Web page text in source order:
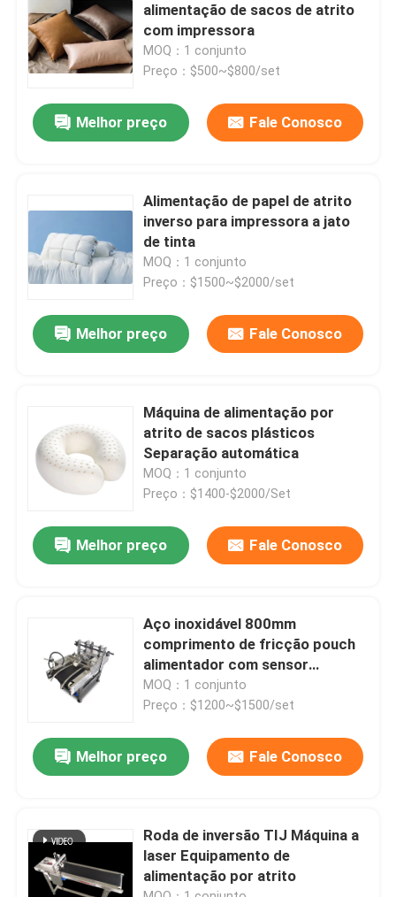
Produtos
Vídeos
Sobre nós
Controle de qualidade
Notícias
Casos
Solicite um orçamento
alimentação de sacos de atrito
com impressora
MOQ：1 conjunto
Preço：$500~$800/set
Melhor preço Fale Conosco
Alimentação de papel de atrito
inverso para impressora a jato
de tinta
MOQ：1 conjunto
Preço：$1500~$2000/set
Melhor preço Fale Conosco
Máquina de alimentação por
atrito de sacos plásticos
Separação automática
MOQ：1 conjunto
Preço：$1400-$2000/Set
Melhor preço Fale Conosco
Aço inoxidável 800mm
comprimento de fricção pouch
alimentador com sensor
contador
MOQ：1 conjunto
Preço：$1200~$1500/set
Melhor preço Fale Conosco
Roda de inversão TIJ Máquina a
laser Equipamento de
alimentação por atrito